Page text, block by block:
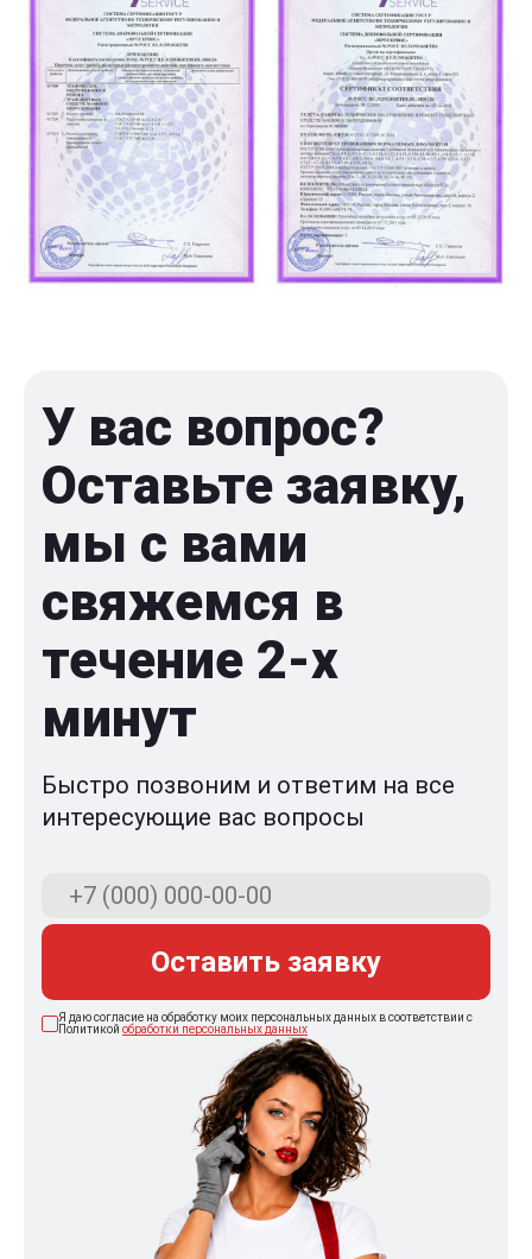
У вас вопрос?
Оставьте заявку,
мы с вами
свяжемся в
течение 2-x
минут
Быстро позвоним и ответим на все
интересующие вас вопросы
Оставить заявку
Я даю согласие на обработку моих персональных данных в соответствии с
Политикой обработки персональных данных